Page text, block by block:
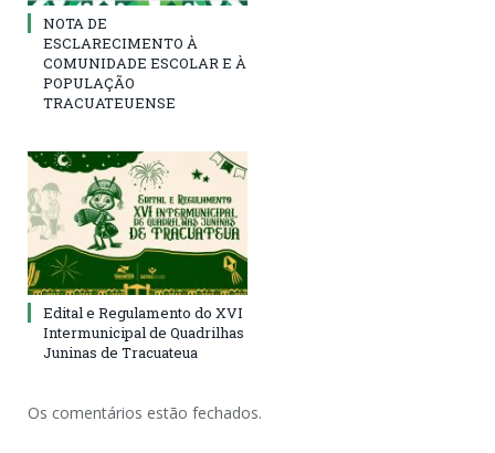
NOTA DE
ESCLARECIMENTO À
COMUNIDADE ESCOLAR E À
POPULAÇÃO
TRACUATEUENSE
Edital e Regulamento do XVI
Intermunicipal de Quadrilhas
Juninas de Tracuateua
Os comentários estão fechados.